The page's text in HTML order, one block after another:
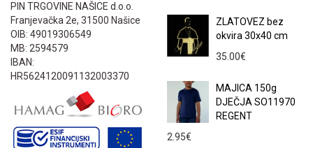
PIN TRGOVINE NAŠICE d.o.o.
Franjevačka 2e, 31500 Našice
OIB: 49019306549
MB: 2594579
IBAN:
HR5624120091132003370
ZLATOVEZ bez
okvira 30x40 cm
35.00€
MAJICA 150g
DJEČJA SO11970
REGENT
2.95€